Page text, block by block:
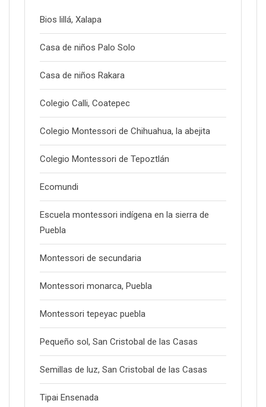
Bios lillá, Xalapa
Casa de niños Palo Solo
Casa de niños Rakara
Colegio Calli, Coatepec
Colegio Montessori de Chihuahua, la abejita
Colegio Montessori de Tepoztlán
Ecomundi
Escuela montessori indígena en la sierra de
Puebla
Montessori de secundaria
Montessori monarca, Puebla
Montessori tepeyac puebla
Pequeño sol, San Cristobal de las Casas
Semillas de luz, San Cristobal de las Casas
Tipai Ensenada